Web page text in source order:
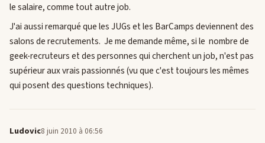
le salaire, comme tout autre job.
J'ai aussi remarqué que les JUGs et les BarCamps deviennent des
salons de recrutements. Je me demande même, si le nombre de
geek-recruteurs et des personnes qui cherchent un job, n'est pas
supérieur aux vrais passionnés (vu que c'est toujours les mêmes
qui posent des questions techniques).
Ludovic8 juin 2010 à 06:56